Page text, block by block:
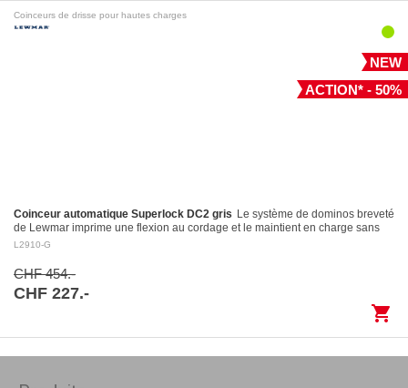
Coinceurs de drisse pour hautes charges
NEW
ACTION* - 50%
Coinceur automatique Superlock DC2 gris Le système de dominos breveté
de Lewmar imprime une flexion au cordage et le maintient en charge sans
l’endommager Largage contrôlé: le levier…
L2910-G
CHF 454.-
CHF 227.-
shopping_cart